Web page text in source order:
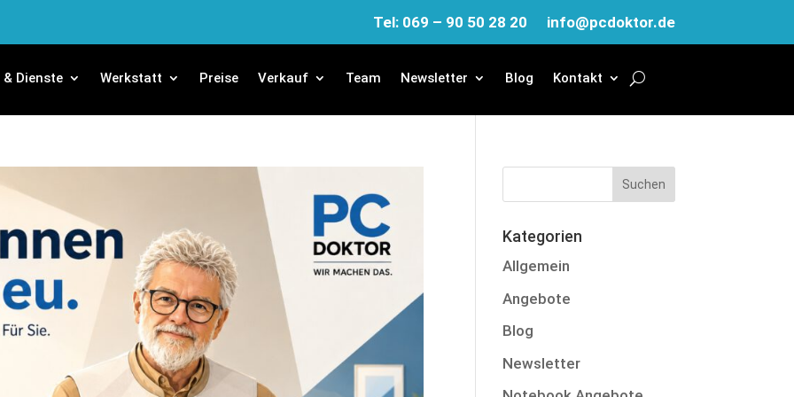
Tel: 069 – 90 50 28 20 info@pcdoktor.de
Dienste Werkstatt Preise Verkauf Team Newsletter Blog Kontakt
Kategorien
Allgemein
Angebote
Blog
Newsletter